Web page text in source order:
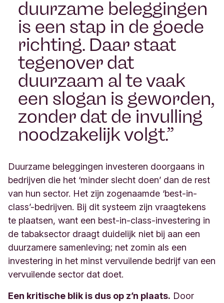
duurzame beleggingen
is een stap in de goede
richting. Daar staat
tegenover dat
duurzaam al te vaak
een slogan is geworden,
zonder dat de invulling
noodzakelijk volgt.
Duurzame beleggingen investeren doorgaans in
bedrijven die het ‘minder slecht doen’ dan de rest
van hun sector. Het zijn zogenaamde ‘best-in-
class’-bedrijven. Bij dit systeem zijn vraagtekens
te plaatsen, want een best-in-class-investering in
de tabaksector draagt duidelijk niet bij aan een
duurzamere samenleving; net zomin als een
investering in het minst vervuilende bedrijf van een
vervuilende sector dat doet.
Een kritische blik is dus op z’n plaats. Door